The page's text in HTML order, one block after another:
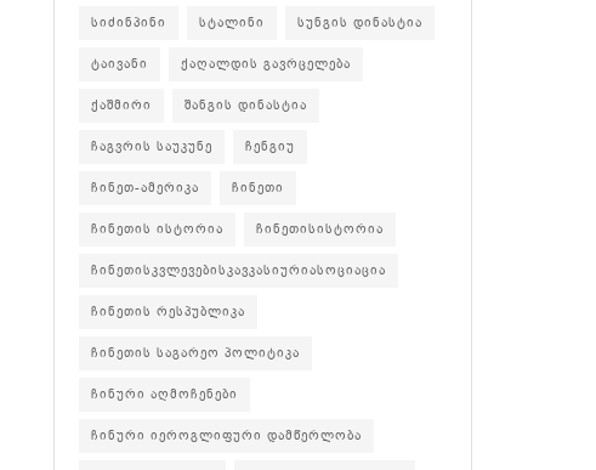
სიძინპინი სტალინი სუნგის დინასტია
ტაივანი ქაღალდის გავრცელება
ქაშმირი შანგის დინასტია
ჩაგვრის საუკუნე ჩენგიუ
ჩინეთ-ამერიკა ჩინეთი
ჩინეთის ისტორია ჩინეთისისტორია
ჩინეთისკვლევებისკავკასიურიასოციაცია
ჩინეთის რესპუბლიკა
ჩინეთის საგარეო პოლიტიკა
ჩინური აღმოჩენები
ჩინური იეროგლიფური დამწერლობა